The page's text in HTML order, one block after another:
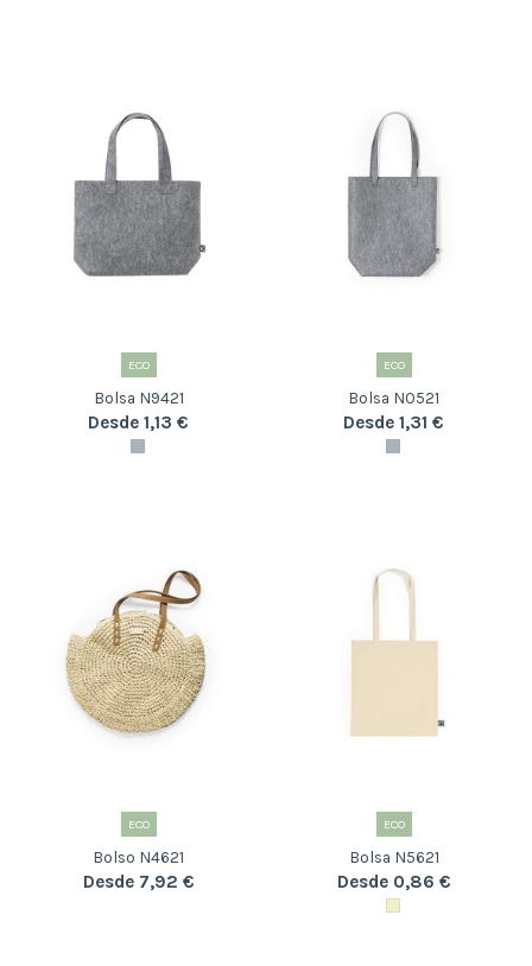
ECO
Bolsa N9421
Desde 1,13 €
ECO
Bolsa N0521
Desde 1,31 €
ECO
Bolso N4621
Desde 7,92 €
ECO
Bolsa N5621
Desde 0,86 €